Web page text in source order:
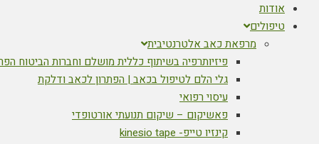
אודות
טיפולים
מרפאת כאב אלטרנטיבית
פיזיותרפיה בשיתוף כללית מושלם וחברות הביטוח
גלי הלם לטיפול בכאב | הפתרון לכאב ודלקת
עיסוי רפואי
פאשיקום – שיקום תנועתי אורטופדי
קינזיו טייפ- kinesio tape